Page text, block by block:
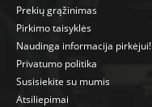
Prekių grąžinimas
Pirkimo taisyklės
Naudinga informacija pirkėjui!
Privatumo politika
Susisiekite su mumis
Atsiliepimai